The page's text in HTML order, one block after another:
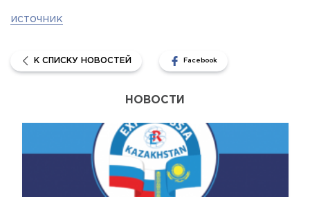
источник
К СПИСКУ НОВОСТЕЙ Facebook
НОВОСТИ